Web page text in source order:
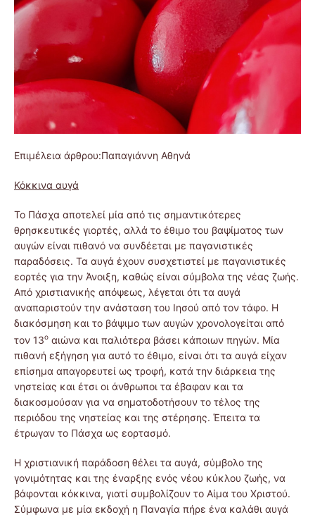
Επιμέλεια άρθρου:Παπαγιάννη Αθηνά
Κόκκινα αυγά
Το Πάσχα αποτελεί μία από τις σημαντικότερες
θρησκευτικές γιορτές, αλλά το έθιμο του βαψίματος των
αυγών είναι πιθανό να συνδέεται με παγανιστικές
παραδόσεις. Τα αυγά έχουν συσχετιστεί με παγανιστικές
εορτές για την Άνοιξη, καθώς είναι σύμβολα της νέας ζωής.
Από χριστιανικής απόψεως, λέγεται ότι τα αυγά
αναπαριστούν την ανάσταση του Ιησού από τον τάφο. Η
διακόσμηση και το βάψιμο των αυγών χρονολογείται από
τον 13ο αιώνα και παλιότερα βάσει κάποιων πηγών. Μία
πιθανή εξήγηση για αυτό το έθιμο, είναι ότι τα αυγά είχαν
επίσημα απαγορευτεί ως τροφή, κατά την διάρκεια της
νηστείας και έτσι οι άνθρωποι τα έβαφαν και τα
διακοσμούσαν για να σηματοδοτήσουν το τέλος της
περιόδου της νηστείας και της στέρησης. Έπειτα τα
έτρωγαν το Πάσχα ως εορτασμό.
Η χριστιανική παράδοση θέλει τα αυγά, σύμβολο της
γονιμότητας και της έναρξης ενός νέου κύκλου ζωής, να
βάφονται κόκκινα, γιατί συμβολίζουν το Αίμα του Χριστού.
Σύμφωνα με μία εκδοχή η Παναγία πήρε ένα καλάθι αυγά